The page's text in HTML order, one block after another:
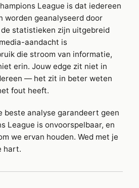
League is dat iedereen
worden geanalyseerd door
statistieken zijn uitgebreid
aandacht is
die stroom van informatie,
erin. Jouw edge zit niet in
— het zit in beter weten
fout heeft.
beste analyse garandeert geen
League is onvoorspelbaar, en
we ervan houden. Wed met je
hart.